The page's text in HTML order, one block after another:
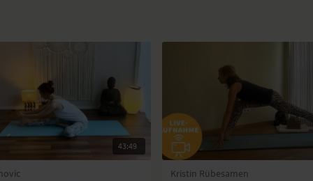
43:49
Kristin Rübesamen